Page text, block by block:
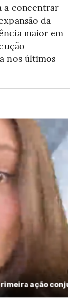
a concentrar
da
maior em
nos últimos